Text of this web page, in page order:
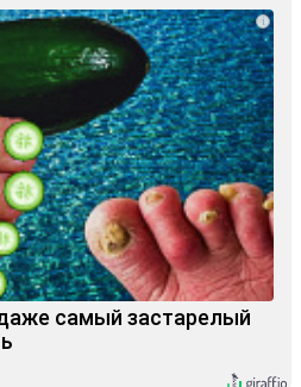
i
самый застарелый